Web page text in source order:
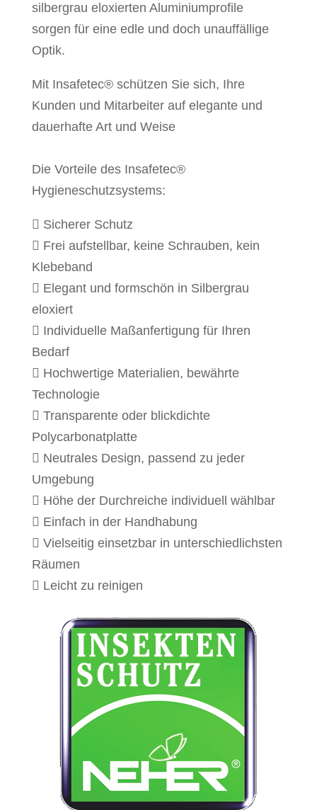
silbergrau eloxierten Aluminiumprofile
sorgen für eine edle und doch unauffällige
Optik.
Mit Insafetec® schützen Sie sich, Ihre
Kunden und Mitarbeiter auf elegante und
dauerhafte Art und Weise
Die Vorteile des Insafetec®
Hygieneschutzsystems:
 Sicherer Schutz
 Frei aufstellbar, keine Schrauben, kein
Klebeband
 Elegant und formschön in Silbergrau
eloxiert
 Individuelle Maßanfertigung für Ihren
Bedarf
 Hochwertige Materialien, bewährte
Technologie
 Transparente oder blickdichte
Polycarbonatplatte
 Neutrales Design, passend zu jeder
Umgebung
 Höhe der Durchreiche individuell wählbar
 Einfach in der Handhabung
 Vielseitig einsetzbar in unterschiedlichsten
Räumen
 Leicht zu reinigen